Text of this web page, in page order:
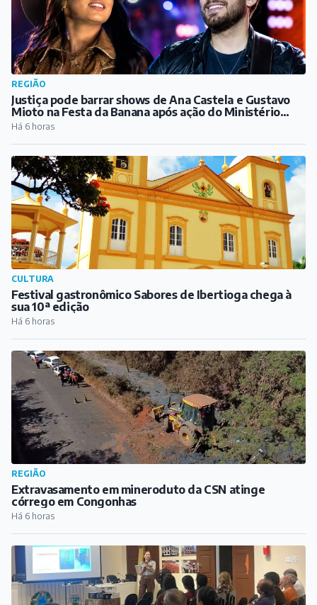
REGIÃO
Justiça pode barrar shows de Ana Castela e Gustavo
Mioto na Festa da Banana após ação do Ministério
Público
Há 6 horas
CULTURA
Festival gastronômico Sabores de Ibertioga chega à
sua 10ª edição
Há 6 horas
REGIÃO
Extravasamento em mineroduto da CSN atinge
córrego em Congonhas
Há 6 horas